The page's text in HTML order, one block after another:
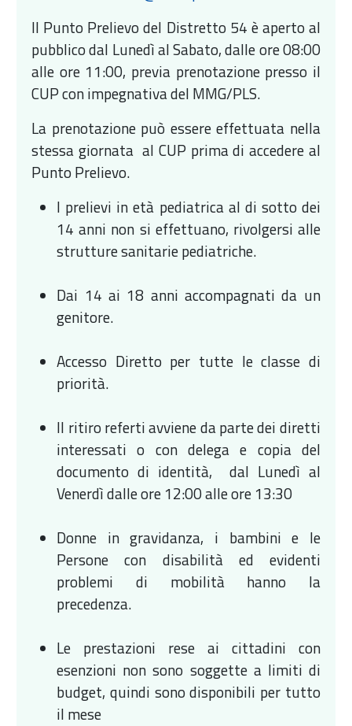
Il Punto Prelievo del Distretto 54 è aperto al
pubblico dal Lunedì al Sabato, dalle ore 08:00
alle ore 11:00, previa prenotazione presso il
CUP con impegnativa del MMG/PLS.
La prenotazione può essere effettuata nella
stessa giornata al CUP prima di accedere al
Punto Prelievo.
I prelievi in età pediatrica al di sotto dei
14 anni non si effettuano, rivolgersi alle
strutture sanitarie pediatriche.
Dai 14 ai 18 anni accompagnati da un
genitore.
Accesso Diretto per tutte le classe di
priorità.
Il ritiro referti avviene da parte dei diretti
interessati o con delega e copia del
documento di identità, dal Lunedì al
Venerdì dalle ore 12:00 alle ore 13:30
Donne in gravidanza, i bambini e le
Persone con disabilità ed evidenti
problemi di mobilità hanno la
precedenza.
Le prestazioni rese ai cittadini con
esenzioni non sono soggette a limiti di
budget, quindi sono disponibili per tutto
il mese